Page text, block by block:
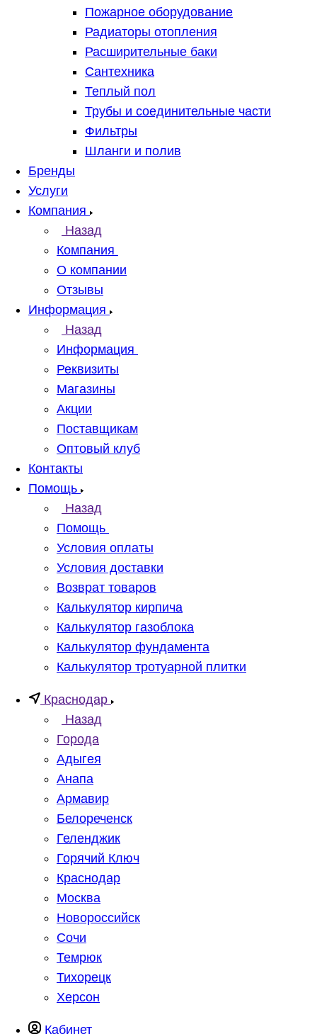
Пожарное оборудование
Радиаторы отопления
Расширительные баки
Сантехника
Теплый пол
Трубы и соединительные части
Фильтры
Шланги и полив
Бренды
Услуги
Компания
Назад
Компания
О компании
Отзывы
Информация
Назад
Информация
Реквизиты
Магазины
Акции
Поставщикам
Оптовый клуб
Контакты
Помощь
Назад
Помощь
Условия оплаты
Условия доставки
Возврат товаров
Калькулятор кирпича
Калькулятор газоблока
Калькулятор фундамента
Калькулятор тротуарной плитки
Краснодар
Назад
Города
Адыгея
Анапа
Армавир
Белореченск
Геленджик
Горячий Ключ
Краснодар
Москва
Новороссийск
Сочи
Темрюк
Тихорецк
Херсон
Кабинет